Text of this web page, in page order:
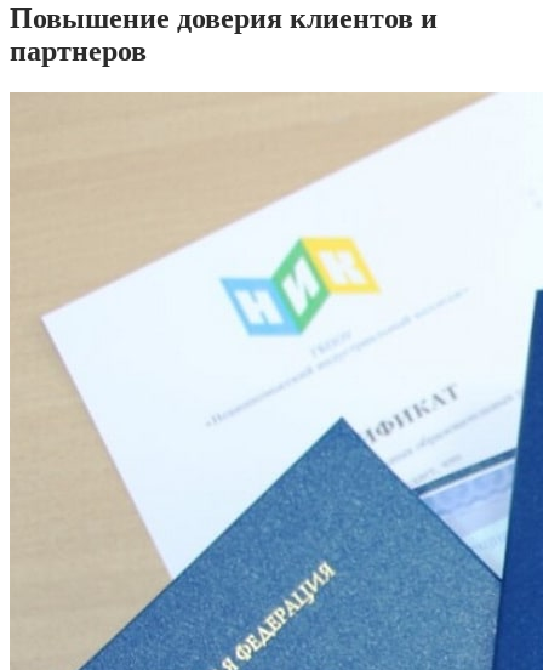
Повышение доверия клиентов и
партнеров